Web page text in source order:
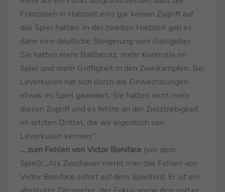
Franzosen in Halbzeit eins gar keinen Zugriff auf
das Spiel hatten. In der zweiten Halbzeit gab es
dann eine deutliche Steigerung vom Gastgeber.
Sie hatten mehr Ballbesitz, mehr Kontrolle im
Spiel und mehr Griffigkeit in den Zweikämpfen. Bei
Leverkusen hat sich durch die Einwechslungen
etwas im Spiel geändert. Sie hatten nicht mehr
diesen Zugriff und es fehlte an der Zielstrebigkeit
im letzten Drittel, die wir eigentlich von
Leverkusen kennen.“
… zum Fehlen von Victor Boniface (vor dem
Spiel): „Als Zuschauer merkt man das Fehlen von
Victor Boniface sofort auf dem Spielfeld. Er ist ein